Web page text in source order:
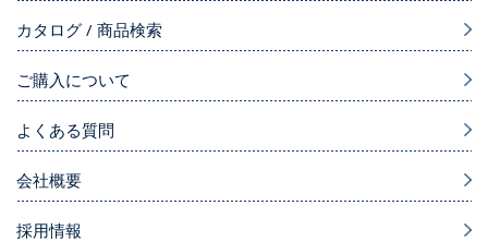
カタログ / 商品検索
ご購入について
よくある質問
会社概要
採用情報